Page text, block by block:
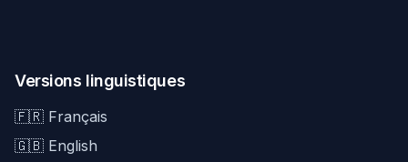
Versions linguistiques
🇫🇷 Français
🇬🇧 English